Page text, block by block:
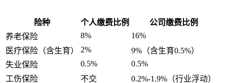
险种 个人缴费比例
公司缴费比例
养老保险
8%
16%
医疗保险（含生育）
2%
9%（含生育0.5%）
失业保险
0.5%
0.5%
工伤保险
不交 0.2%-1.9%（行业浮动）